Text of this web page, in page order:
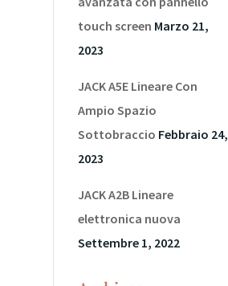
touch screen Marzo 21,
2023
JACK A5E Lineare Con
Ampio Spazio
Sottobraccio Febbraio 24,
2023
JACK A2B Lineare
elettronica nuova
Settembre 1, 2022